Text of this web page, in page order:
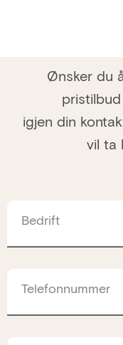
Ønsker du
igjen din
vil ta
Bedrift
Telefonnummer